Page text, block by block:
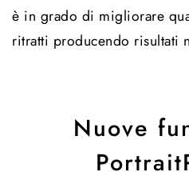
è in grado di migliorare
ritratti producendo risultati
Nuove